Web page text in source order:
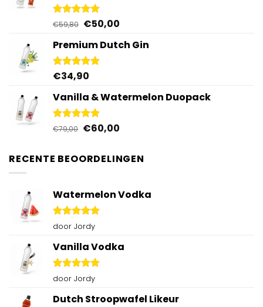
Gewaardeerd
€59,80 Oorspronkelijke
was:
€59,80.
€50,00Huidige
is:
Premium Dutch Gin
Gewaardeerd
€34,90
Vanilla & Watermelon Duopack
Gewaardeerd
€79,00 Oorspronkelijke
was:
€79,00.
€60,00Huidige
is:
€60,00.
RECENTE BEOORDELINGEN
Watermelon Vodka
Gewaardeerd
door Jordy
Vanilla Vodka
Gewaardeerd
door Jordy
Dutch Stroopwafel Likeur